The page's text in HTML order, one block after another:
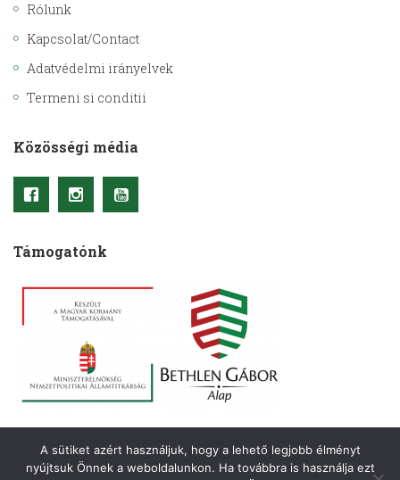
Rólunk
Kapcsolat/Contact
Adatvédelmi irányelvek
Termeni si conditii
Közösségi média
Támogatónk
Copyright © 2021– Kriterion. Minden jog fenntartva.
A sütiket azért használjuk, hogy a lehető legjobb élményt
nyújtsuk Önnek a weboldalunkon. Ha továbbra is használja ezt